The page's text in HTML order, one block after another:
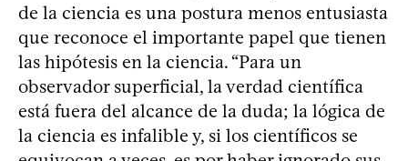
de la ciencia es una postura menos entusiasta
que reconoce el importante papel que tienen
las hipótesis en la ciencia. “Para un
observador superficial, la verdad científica
está fuera del alcance de la duda; la lógica de
la ciencia es infalible y, si los científicos se